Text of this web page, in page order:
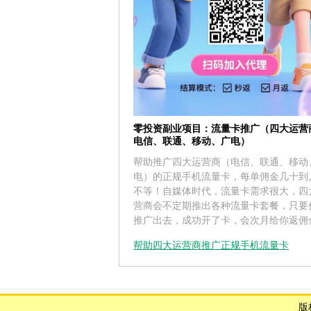
零投资副业项目：流量卡推广（四大运营
电信、联通、移动、广电）
帮助推广四大运营商（电信、联通、移动
电）的正规手机流量卡，每单佣金几十到
不等！自媒体时代，流量卡需求很大，四
营商会不定期推出各种流量卡套餐，只要
推广出去，成功开了卡，会次月给你返佣
帮助四大运营商推广正规手机流量卡
版